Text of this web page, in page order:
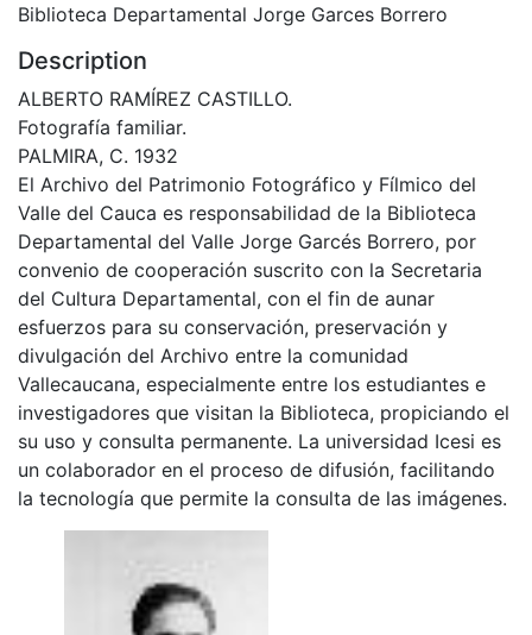
Biblioteca Departamental Jorge Garces Borrero
Description
ALBERTO RAMÍREZ CASTILLO.
Fotografía familiar.
PALMIRA, C. 1932
El Archivo del Patrimonio Fotográfico y Fílmico del
Valle del Cauca es responsabilidad de la Biblioteca
Departamental del Valle Jorge Garcés Borrero, por
convenio de cooperación suscrito con la Secretaria
del Cultura Departamental, con el fin de aunar
esfuerzos para su conservación, preservación y
divulgación del Archivo entre la comunidad
Vallecaucana, especialmente entre los estudiantes e
investigadores que visitan la Biblioteca, propiciando el
su uso y consulta permanente. La universidad Icesi es
un colaborador en el proceso de difusión, facilitando
la tecnología que permite la consulta de las imágenes.